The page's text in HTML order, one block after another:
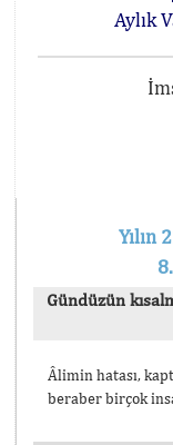
Aylık
Yılın
Gündüzün
Âlimin hatası,
beraber birçok